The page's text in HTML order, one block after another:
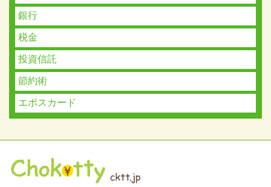
銀行
税金
投資信託
節約術
エポスカード